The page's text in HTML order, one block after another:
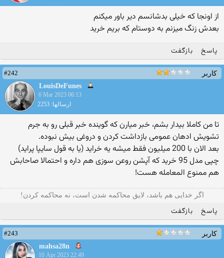
از اونجا که خیلی بدشانسم دیر باور میکنم
بعدش زنگ میزنم به دوستام که بریم خرید
پاسخ بازگفت
کاربر
#242
LouisDeFunes
6 Mar 2023 06:13
ارسالها: 2253
تا من کاملا بیدار بشم، خبر میارن که گوینده خبر قبلی رو به جرم
تشویش ادهان عمومی بازداشت کردن و دروغی بیش نبوده.
بعد الان با 200 میلیون فقط میشه یه خراید (یا به قول سایپا پراید)
چپی مدل 95 خرید که آپشن روعن سوزی هم داره و احتمالا صاحابش
هم ممنوع المعامله هست!
ﺍﮔﺮ ﺧﺪﺍﯾﯽ هم ﺑﺎﺷﺪ، ﻻﯾﻖ ﻣﺤﺎﮐﻤﻪ ﺷﺪﻥ ﺍﺳﺖ، ﻧﻪ ﻣﺤﺎﮐﻤﻪ ﮐﺮﺩﻥ!
پاسخ بازگفت
کاربر
#243
mahsa28n
10 Apr 2023 22:49